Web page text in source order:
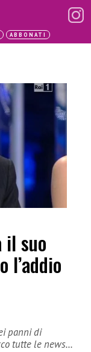
ABBONATI
il suo
l’addio
panni di
tutte le news…